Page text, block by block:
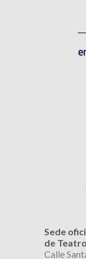
Sede
de
Calle